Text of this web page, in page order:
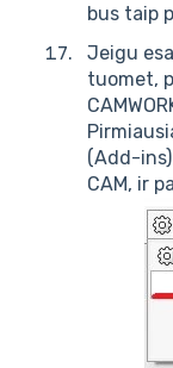
bus taip
Jeigu
tuomet,
(Add-ins)
CAM, ir